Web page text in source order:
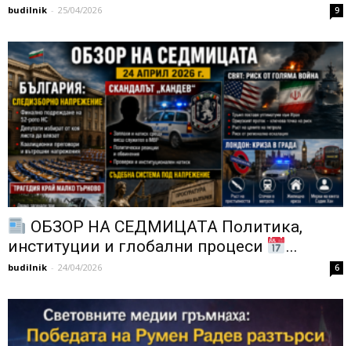
budilnik - 25/04/2026 9
ОБЗОР НА СЕДМИЦАТА Политика,
институции и глобални процеси
...
budilnik - 24/04/2026 6